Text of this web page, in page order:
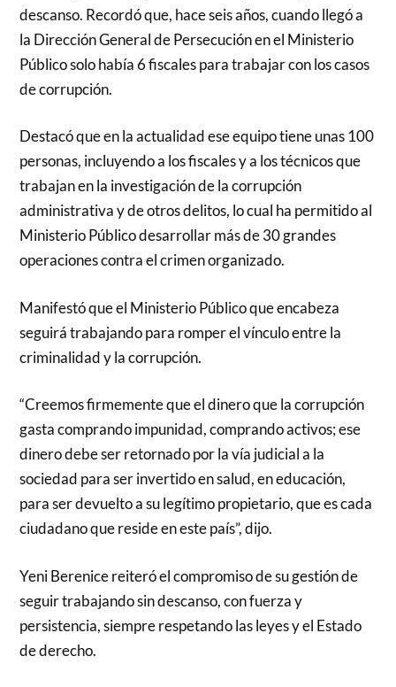
descanso. Recordó que, hace seis años, cuando llegó a
la Dirección General de Persecución en el Ministerio
Público solo había 6 fiscales para trabajar con los casos
de corrupción.
Destacó que en la actualidad ese equipo tiene unas 100
personas, incluyendo a los fiscales y a los técnicos que
trabajan en la investigación de la corrupción
administrativa y de otros delitos, lo cual ha permitido al
Ministerio Público desarrollar más de 30 grandes
operaciones contra el crimen organizado.
Manifestó que el Ministerio Público que encabeza
seguirá trabajando para romper el vínculo entre la
criminalidad y la corrupción.
“Creemos firmemente que el dinero que la corrupción
gasta comprando impunidad, comprando activos; ese
dinero debe ser retornado por la vía judicial a la
sociedad para ser invertido en salud, en educación,
para ser devuelto a su legítimo propietario, que es cada
ciudadano que reside en este país”, dijo.
Yeni Berenice reiteró el compromiso de su gestión de
seguir trabajando sin descanso, con fuerza y
persistencia, siempre respetando las leyes y el Estado
de derecho.